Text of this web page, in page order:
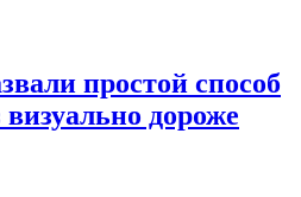
простой способ
визуально дороже